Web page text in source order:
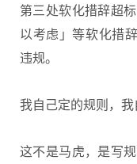
第三处软化措辞超
以考虑」等软化措
违规。
我自己定的规则，我
这不是马虎，是写